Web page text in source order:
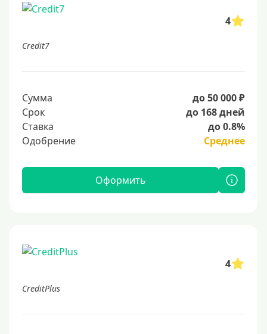
4
Credit7
Сумма
до 50 000 ₽
Срок
до 168 дней
Ставка
до 0.8%
Одобрение
Среднее
Оформить
4
CreditPlus